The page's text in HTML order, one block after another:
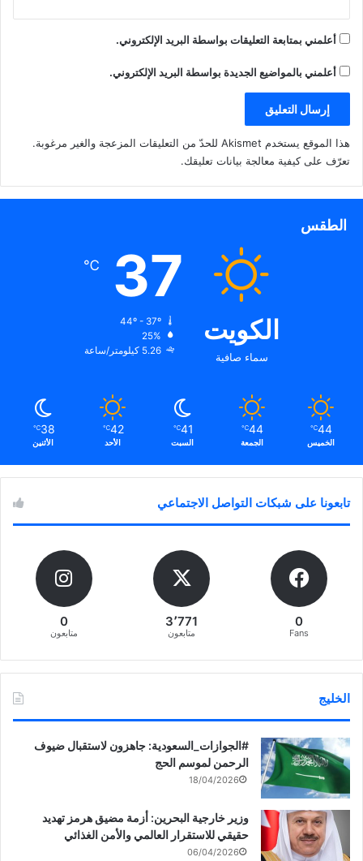
أعلمني بمتابعة التعليقات بواسطة البريد الإلكتروني.
أعلمني بالمواضيع الجديدة بواسطة البريد الإلكتروني.
هذا الموقع يستخدم Akismet للحدّ من التعليقات المزعجة والغير مرغوبة.
تعرّف على كيفية معالجة بيانات تعليقك.
الطقس
الكويت
سماء صافية
37
℃
25%
5.26 كيلومتر/ساعة
44
℃
الخميس
44
℃
الجمعة
41
℃
السبت
42
℃
الأحد
38
℃
الأثنين
تابعونا على شبكات التواصل الاجتماعي
0
Fans
3٬771
متابعون
0
متابعون
الخليج
‏‎#الجوازات_السعودية: جاهزون لاستقبال ضيوف
الرحمن لموسم الحج
18/04/2026
وزير خارجية البحرين: أزمة مضيق هرمز تهديد
حقيقي للاستقرار العالمي والأمن الغذائي
06/04/2026